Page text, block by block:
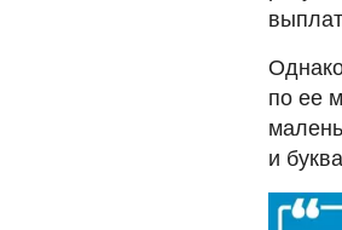
по ее
и